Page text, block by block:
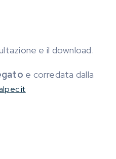
e il download.
e corredata dalla